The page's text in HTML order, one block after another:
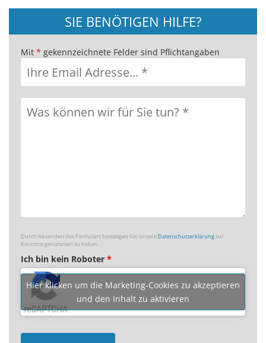
SIE BENÖTIGEN HILFE?
Mit * gekennzeichnete Felder sind Pflichtangaben
Durch Absenden des Formulars bestätigen Sie, unsereDatenschutzerklärungzur
Kenntnis genommen zu haben
Ich bin kein Roboter *
Hier klicken um die Marketing-Cookies zu akzeptieren
und den Inhalt zu aktivieren